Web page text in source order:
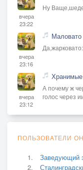
вчера
23:22
Ну
вчера
23:16
Маловато
вчера
23:12
А почему ж
голос через
ПОЛЬЗОВАТЕЛИ
Заведующий